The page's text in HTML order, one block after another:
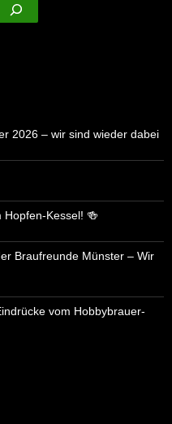
2026 – wir sind wieder dabei
Hopfen-Kessel! 🍻
Braufreunde Münster – Wir
vom Hobbybrauer-